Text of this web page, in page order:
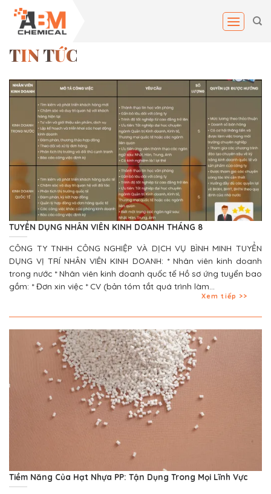
Skip
content
TIN TỨC
TUYỂN DỤNG NHÂN VIÊN KINH DOANH THÁNG 8
CÔNG TY TNHH CÔNG NGHIỆP VÀ DỊCH VỤ BÌNH MINH TUYỂN
DỤNG VỊ TRÍ NHÂN VIÊN KINH DOANH: * Nhân viên kinh doanh
trong nước * Nhân viên kinh doanh quốc tế Hồ sơ ứng tuyển bao
gồm: * Đơn xin việc * CV (bản tóm tắt quá trình làm...
Xem tiếp
Tiềm Năng Của Hạt Nhựa PP: Tận Dụng Trong Mọi Lĩnh Vực